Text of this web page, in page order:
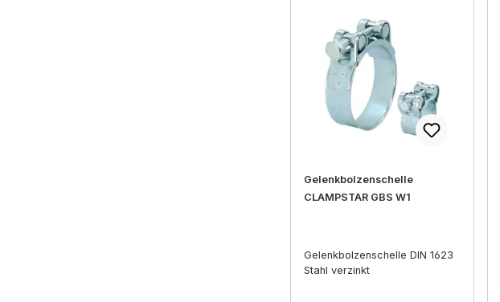
Gelenkbolzenschelle
CLAMPSTAR GBS W1
Gelenkbolzenschelle DIN 1623
Stahl verzinkt